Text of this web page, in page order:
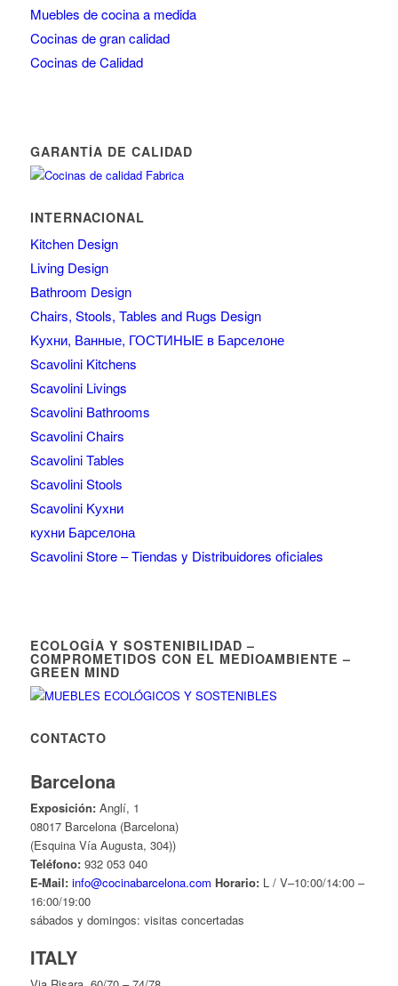
Muebles de cocina a medida
Cocinas de gran calidad
Cocinas de Calidad
GARANTÍA DE CALIDAD
INTERNACIONAL
Kitchen Design
Living Design
Bathroom Design
Chairs, Stools, Tables and Rugs Design
Kухни, Ванные, ГОСТИНЫЕ в Барселоне
Scavolini Kitchens
Scavolini Livings
Scavolini Bathrooms
Scavolini Chairs
Scavolini Tables
Scavolini Stools
Scavolini Kухни
кухни Барселона
Scavolini Store – Tiendas y Distribuidores oficiales
ECOLOGÍA Y SOSTENIBILIDAD –
COMPROMETIDOS CON EL MEDIOAMBIENTE –
GREEN MIND
CONTACTO
Barcelona
Exposición:Anglí, 1
08017 Barcelona (Barcelona)
(Esquina Vía Augusta, 304))
Teléfono:932 053 040
E-Mail: info@cocinabarcelona.com Horario:L / V–10:00/14:00 –
16:00/19:00
sábados y domingos: visitas concertadas
ITALY